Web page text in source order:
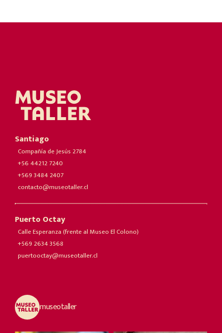
Santiago
Compañía de Jesús 2784
+56 44212 7240
+569 3484 2407
contacto@museotaller.cl
Puerto Octay
Calle Esperanza (frente al Museo El Colono)
+569 2634 3568
puertooctay@museotaller.cl
museotaller